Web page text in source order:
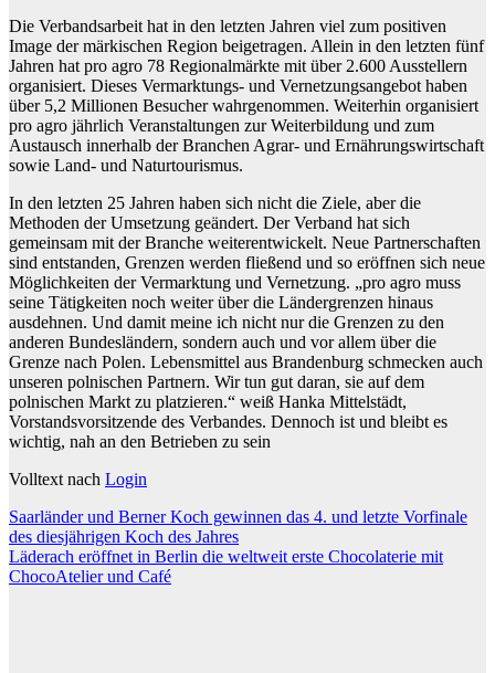
Die Verbandsarbeit hat in den letzten Jahren viel zum positiven
Image der märkischen Region beigetragen. Allein in den letzten fünf
Jahren hat pro agro 78 Regionalmärkte mit über 2.600 Ausstellern
organisiert. Dieses Vermarktungs- und Vernetzungsangebot haben
über 5,2 Millionen Besucher wahrgenommen. Weiterhin organisiert
pro agro jährlich Veranstaltungen zur Weiterbildung und zum
Austausch innerhalb der Branchen Agrar- und Ernährungswirtschaft
sowie Land- und Naturtourismus.
In den letzten 25 Jahren haben sich nicht die Ziele, aber die
Methoden der Umsetzung geändert. Der Verband hat sich
gemeinsam mit der Branche weiterentwickelt. Neue Partnerschaften
sind entstanden, Grenzen werden fließend und so eröffnen sich neue
Möglichkeiten der Vermarktung und Vernetzung. „pro agro muss
seine Tätigkeiten noch weiter über die Ländergrenzen hinaus
ausdehnen. Und damit meine ich nicht nur die Grenzen zu den
anderen Bundesländern, sondern auch und vor allem über die
Grenze nach Polen. Lebensmittel aus Brandenburg schmecken auch
unseren polnischen Partnern. Wir tun gut daran, sie auf dem
polnischen Markt zu platzieren.“ weiß Hanka Mittelstädt,
Vorstandsvorsitzende des Verbandes. Dennoch ist und bleibt es
wichtig, nah an den Betrieben zu sein
Volltext nach Login
Beitragsnavigation
Saarländer und Berner Koch gewinnen das 4. und letzte Vorfinale
des diesjährigen Koch des Jahres
Läderach eröffnet in Berlin die weltweit erste Chocolaterie mit
ChocoAtelier und Café